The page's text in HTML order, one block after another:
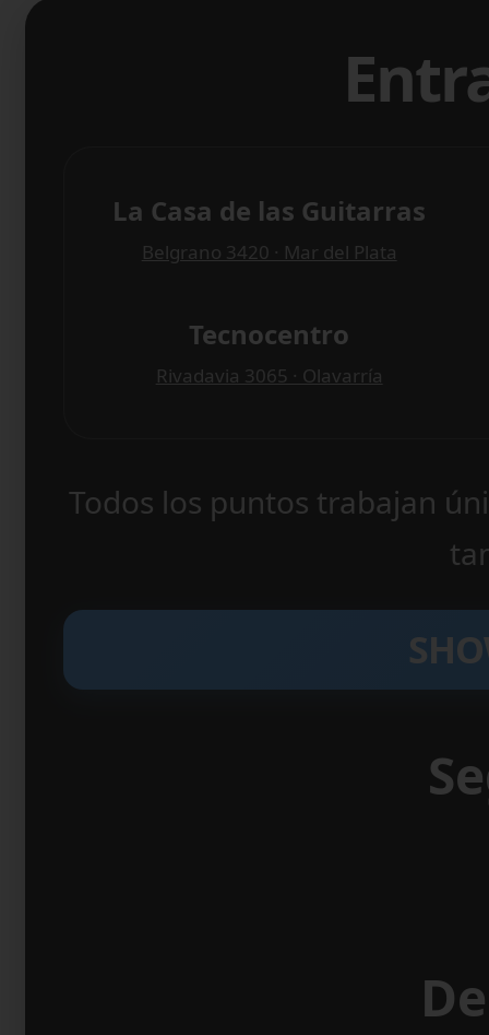
La Casa de las Guitarras
Belgrano 3420 · Mar del Plata
Tecnocentro
Rivadavia 3065 · Olavarría
Todos los puntos trabajan